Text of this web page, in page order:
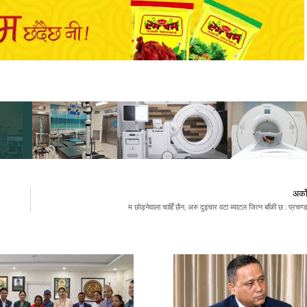
अर्को
म छोड्नेवाला चाहिँ छैन, अरु दुइचार वटा ब्याटल जित्न बाँकी छ : प्रचण्ड